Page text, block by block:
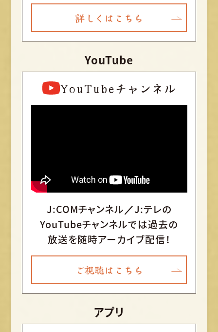
詳しくはこちら
YouTube
YouTubeチャンネル
J:COMチャンネル／J:テレの
YouTubeチャンネルでは過去の
放送を随時アーカイブ配信！
ご視聴はこちら
アプリ